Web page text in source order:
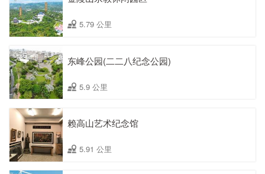
5.79 公里
东峰公园(二二八纪念公园)
5.9 公里
赖高山艺术纪念馆
5.91 公里